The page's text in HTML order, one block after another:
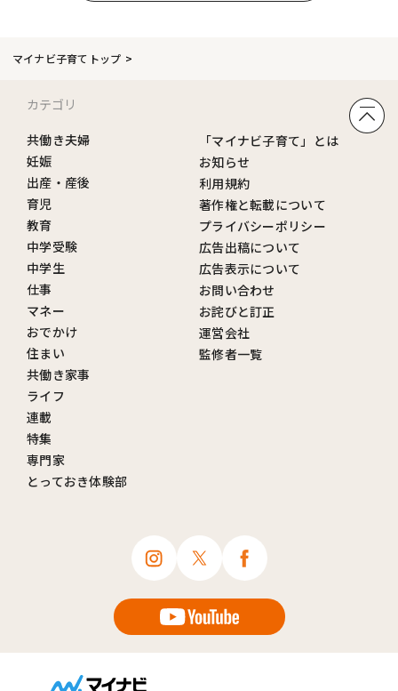
マイナビ子育てトップ
カテゴリ
共働き夫婦
妊娠
出産・産後
育児
教育
中学受験
中学生
仕事
マネー
おでかけ
住まい
共働き家事
ライフ
連載
特集
専門家
とっておき体験部
「マイナビ子育て」とは
お知らせ
利用規約
著作権と転載について
プライバシーポリシー
広告出稿について
広告表示について
お問い合わせ
お詫びと訂正
運営会社
監修者一覧